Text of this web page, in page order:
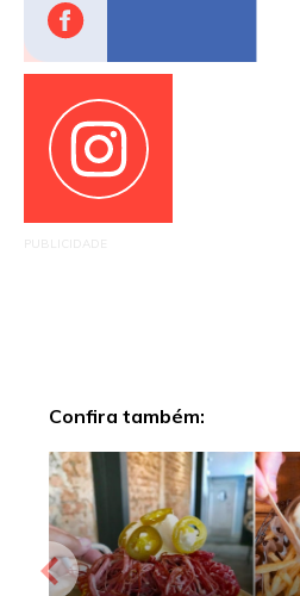
PUBLICIDADE
Confira também: